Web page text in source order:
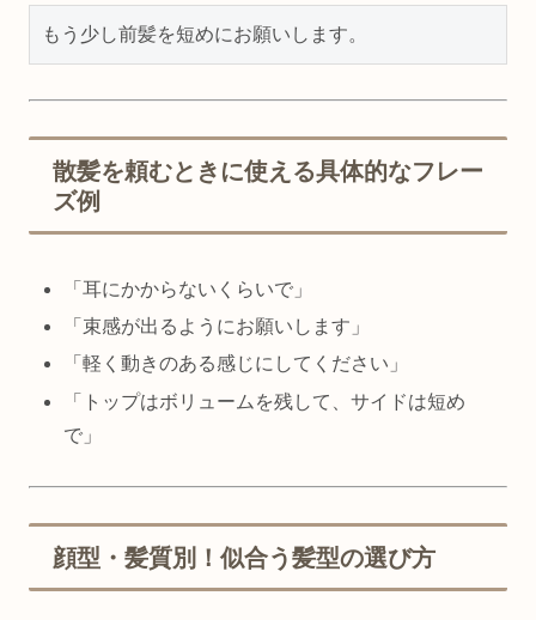
散髪を頼むときに使える具体的なフレー
ズ例
「耳にかからないくらいで」
「束感が出るようにお願いします」
「軽く動きのある感じにしてください」
「トップはボリュームを残して、サイドは短め
で」
顔型・髪質別！似合う髪型の選び方